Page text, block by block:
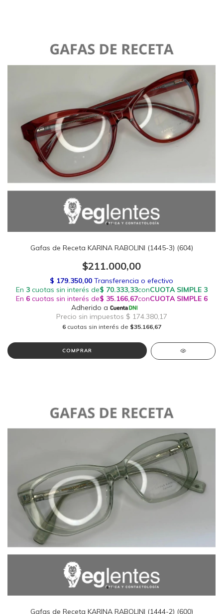
Gafas de Receta KARINA RABOLINI (1445-3) (604)
$211.000,00
6 cuotas sin interés de $35.166,67
Gafas de Receta KARINA RABOLINI (1444-2) (600)